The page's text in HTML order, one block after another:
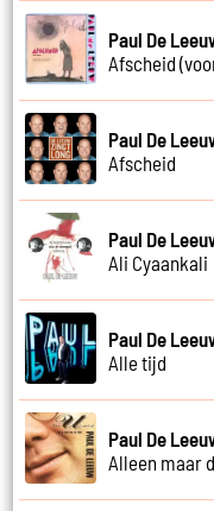
Paul De
Afscheid
Paul De
Afscheid
Paul De
Ali Cyaankali
Paul De
Alle tijd
Paul De
Alleen maar